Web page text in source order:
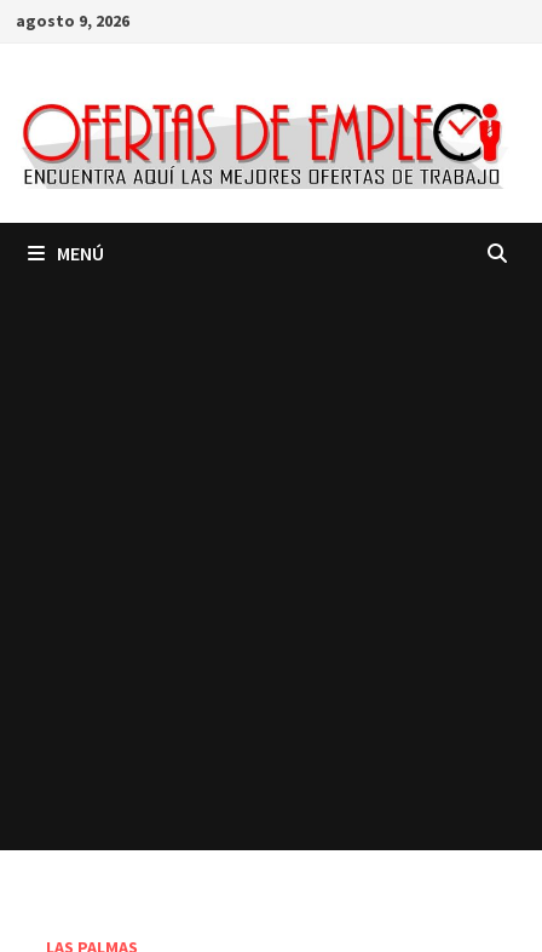
Saltar
agosto 9, 2026
MENÚ
LAS PALMAS